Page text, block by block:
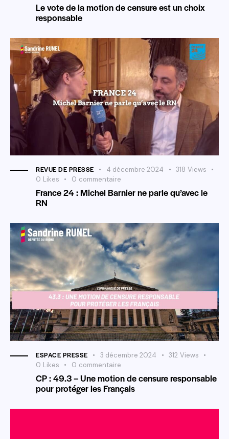
Le vote de la motion de censure est un choix
responsable
REVUE DE PRESSE 4 décembre 2024 318 Views
0 Likes 0 commentaire
France 24 : Michel Barnier ne parle qu’avec le
RN
ESPACE PRESSE 3 décembre 2024 312 Views
0 Likes 0 commentaire
CP : 49.3 – Une motion de censure responsable
pour protéger les Français